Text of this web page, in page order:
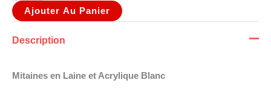
Ajouter Au Panier
Description
Mitaines en Laine et Acrylique Blanc